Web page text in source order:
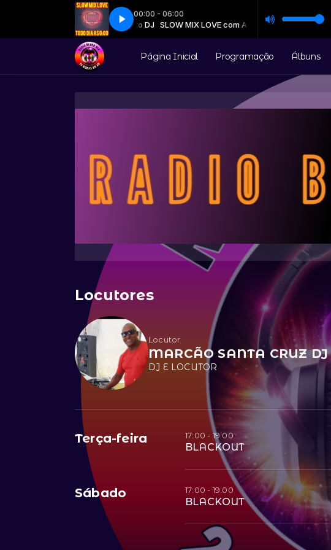
00:00 - 06:00
SLOW MIX LOVE com Auto DJ SLOW MIX LOVE com Auto DJ
CAN YOU MEND A BROKEN HEART ( INESQUE 6 )11-AL GREEN _ HOW CAN YOU
Página Inicial Programação Álbuns
Locutores
Locutor
MARCÃO SANTA CRUZ DJ
DJ E LOCUTOR
Terça-feira 17:00 - 19:00
BLACKOUT
Sábado 17:00 - 19:00
BLACKOUT